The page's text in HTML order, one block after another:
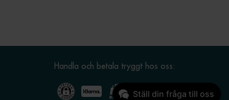
Handla och betala tryggt hos oss:
Ställ din fråga till oss